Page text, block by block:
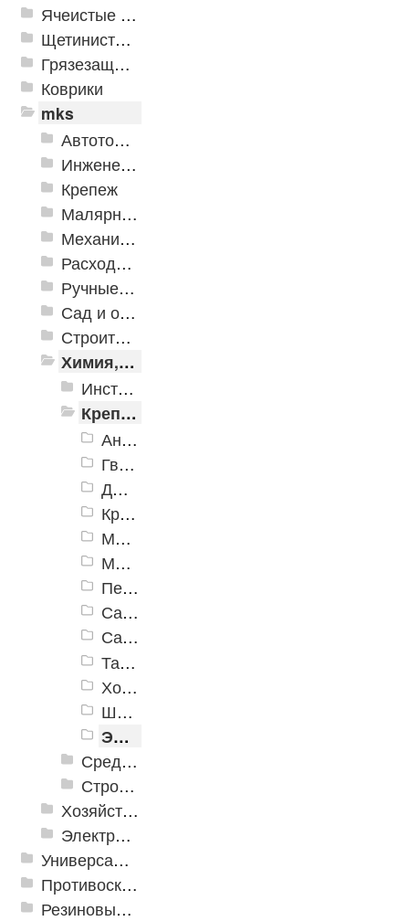
Ячеистые грязезащитные покрытия
Щетинистые покрытия
Грязезащитные, влаговпитывающие покрытия
Коврики
mks
Автотовары
Инженерная сантехника и инструменты
Крепеж
Малярно-штукатурные инструменты
Механизированные инструменты
Расходные инструменты
Ручные инструменты
Сад и огород
Строительная Химия и принадлежности
Химия, крепеж, СИЗ
Инструменты для строительной химии
Крепеж
Анкерный крепеж
Гвозди
Дюбели
Крепеж для отделочных работ
Мебельный крепеж
Метрический крепеж
Перфорированный крепеж
Саморезы
Сантехнический крепеж
Такелажный крепеж
Хомуты металлические
Шурупы
Электромонтажный крепеж
Средства индивидуальной защиты
Строительная химия
Хозяйственные принадлежности
Электрика и свет
Универсальные модульные покрытия
Противоскользящая защита для лестниц, профили, ленты
Резиновые и ПВХ дорожки